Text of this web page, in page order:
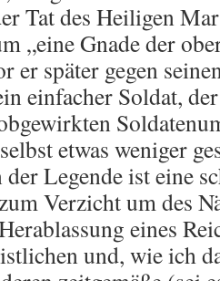
Tat des Heiligen
„eine Gnade der
er später gegen
einfacher Soldat,
etwas weniger
Legende ist eine
Verzicht um des
eines
und, wie ich